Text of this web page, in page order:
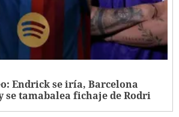
Endrick se iría, Barcelona
se tamabalea fichaje de Rodri